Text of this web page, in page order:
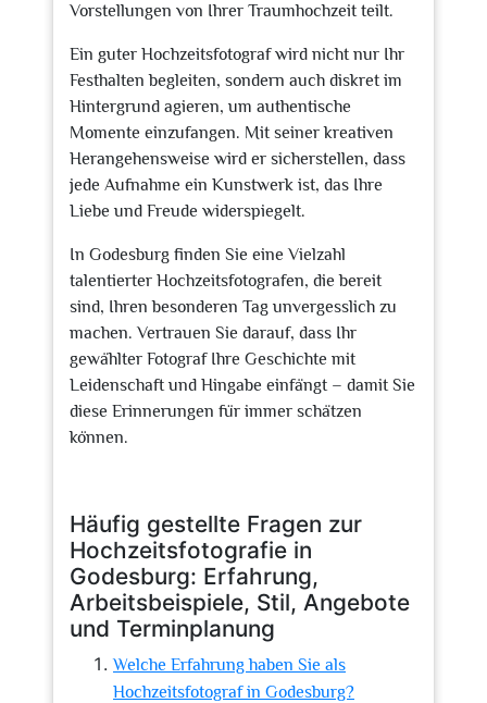
Vorstellungen von Ihrer Traumhochzeit teilt.
Ein guter Hochzeitsfotograf wird nicht nur Ihr
Festhalten begleiten, sondern auch diskret im
Hintergrund agieren, um authentische
Momente einzufangen. Mit seiner kreativen
Herangehensweise wird er sicherstellen, dass
jede Aufnahme ein Kunstwerk ist, das Ihre
Liebe und Freude widerspiegelt.
In Godesburg finden Sie eine Vielzahl
talentierter Hochzeitsfotografen, die bereit
sind, Ihren besonderen Tag unvergesslich zu
machen. Vertrauen Sie darauf, dass Ihr
gewählter Fotograf Ihre Geschichte mit
Leidenschaft und Hingabe einfängt – damit Sie
diese Erinnerungen für immer schätzen
können.
Häufig gestellte Fragen zur
Hochzeitsfotografie in
Godesburg: Erfahrung,
Arbeitsbeispiele, Stil, Angebote
und Terminplanung
Welche Erfahrung haben Sie als
Hochzeitsfotograf in Godesburg?